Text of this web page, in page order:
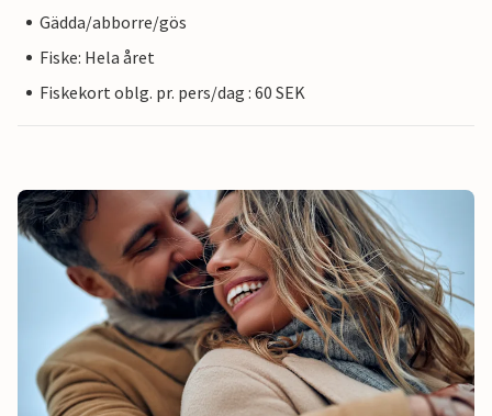
Gädda/abborre/gös
Fiske: Hela året
Fiskekort oblg. pr. pers/dag : 60 SEK